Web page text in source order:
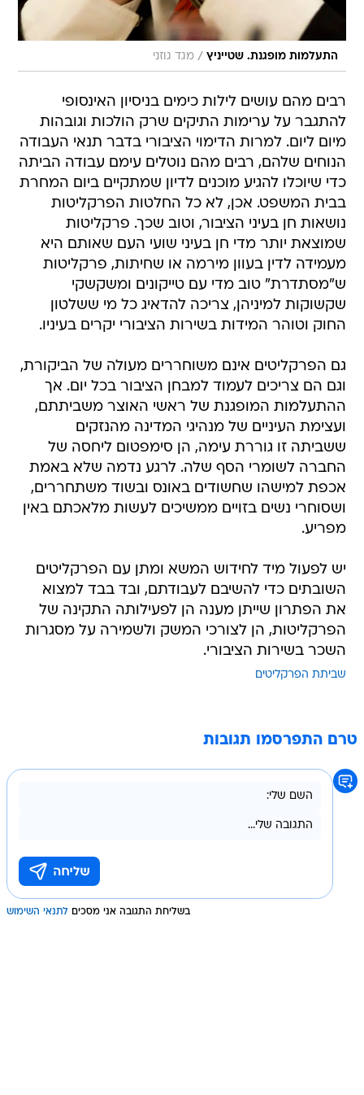
התעלמות מופגנת. שטייניץ / מגד גוזני
רבים מהם עושים לילות כימים בניסיון האינסופי
להתגבר על ערימות התיקים שרק הולכות וגובהות
מיום ליום. למרות הדימוי הציבורי בדבר תנאי העבודה
הנוחים שלהם, רבים מהם נוטלים עימם עבודה הביתה
כדי שיוכלו להגיע מוכנים לדיון שמתקיים ביום המחרת
בבית המשפט. אכן, לא כל החלטות הפרקליטות
נושאות חן בעיני הציבור, וטוב שכך. פרקליטות
שמוצאת יותר מדי חן בעיני שועי העם שאותם היא
מעמידה לדין בעוון מירמה או שחיתות, פרקליטות
ש"מסתדרת" טוב מדי עם טייקונים ומשקשקי
שקשוקות למיניהן, צריכה להדאיג כל מי ששלטון
החוק וטוהר המידות בשירות הציבורי יקרים בעיניו.
גם הפרקליטים אינם משוחררים מעולה של הביקורת,
וגם הם צריכים לעמוד למבחן הציבור בכל יום. אך
ההתעלמות המופגנת של ראשי האוצר משביתתם,
ועצימת העיניים של מנהיגי המדינה מהנזקים
ששביתה זו גוררת עימה, הן סימפטום ליחסה של
החברה לשומרי הסף שלה. לרגע נדמה שלא באמת
אכפת למישהו שחשודים באונס ובשוד משתחררים,
ושסוחרי נשים בזויים ממשיכים לעשות מלאכתם באין
מפריע.
יש לפעול מיד לחידוש המשא ומתן עם הפרקליטים
השובתים כדי להשיבם לעבודתם, ובד בבד למצוא
את הפתרון שייתן מענה הן לפעילותה התקינה של
הפרקליטות, הן לצורכי המשק ולשמירה על מסגרות
השכר בשירות הציבורי.
שביתת הפרקליטים
טרם התפרסמו תגובות
בשליחת התגובה אני מסכים לתנאי השימוש